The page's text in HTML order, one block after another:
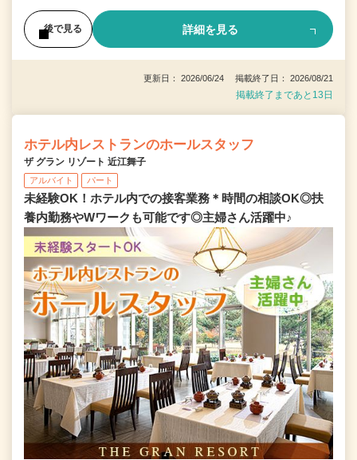
後で見る 詳細を見る
更新日： 2026/06/24 掲載終了日： 2026/08/21
掲載終了まであと13日
ホテル内レストランのホールスタッフ
ザ グラン リゾート 近江舞子
アルバイト パート
未経験OK！ホテル内での接客業務＊時間の相談OK◎扶
養内勤務やWワークも可能です◎主婦さん活躍中♪